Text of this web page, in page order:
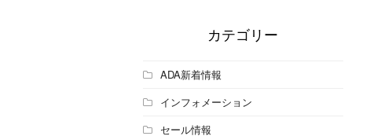
カテゴリー
ADA新着情報
インフォメーション
セール情報